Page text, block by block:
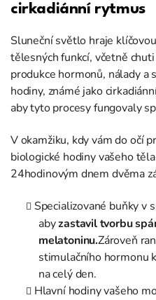
cirkadiánní rytmus
Sluneční světlo hraje
tělesných funkcí, včetně
produkce hormonů, nálady a
hodiny, známé jako
aby tyto procesy fungovaly
V okamžiku, kdy vám do očí
biologické hodiny vašeho
24hodinovým dnem dvěma
Specializované buňky v
abyzastavil tvorbu
melatoninu.Zároveň
stimulačního hormonu
na celý den.
Hlavní hodiny vašeho